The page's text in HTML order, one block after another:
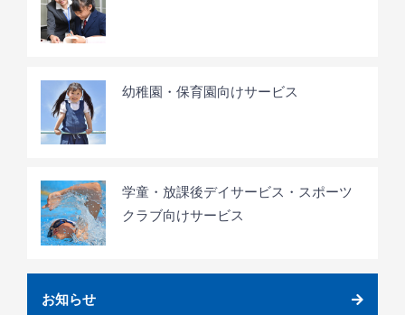
幼稚園・保育園向けサービス
学童・放課後デイサービス・スポーツ
クラブ向けサービス
お知らせ